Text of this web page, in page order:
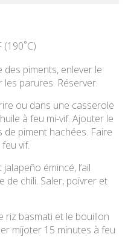
piments, enlever le
parures. Réserver.
ou dans une casserole
à feu mi-vif. Ajouter le
piment hachées. Faire
vif.
émincé, l’ail
de chili. Saler, poivrer et
riz basmati et le bouillon
mijoter 15 minutes à feu